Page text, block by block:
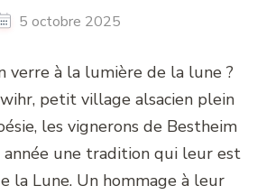
5 octobre 2025
verre à la lumière de la lune ?
petit village alsacien plein
les vignerons de Bestheim
une tradition qui leur est
la Lune. Un hommage à leur